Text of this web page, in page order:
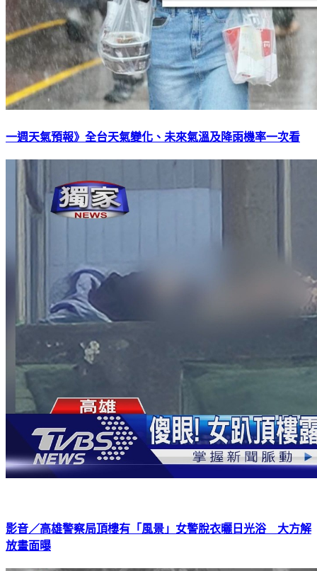
一週天氣預報》全台天氣變化、未來氣溫及降雨機率一次看
影音／高雄警察局頂樓有「風景」女警脫衣曬日光浴 大方解
放畫面曝